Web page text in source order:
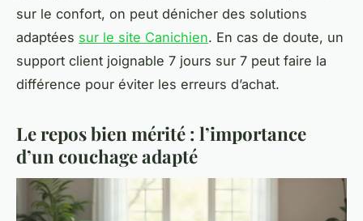
sur le confort, on peut dénicher des solutions
adaptées sur le site Canichien. En cas de doute, un
support client joignable 7 jours sur 7 peut faire la
différence pour éviter les erreurs d’achat.
Le repos bien mérité : l’importance
d’un couchage adapté